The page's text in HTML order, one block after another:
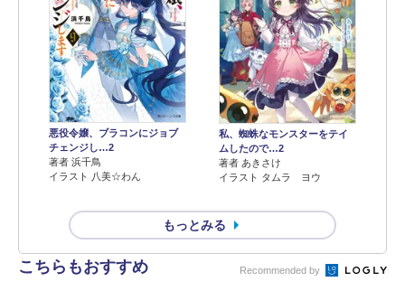
悪役令嬢、ブラコンにジョブ
チェンジし…2
著者 浜千鳥
イラスト 八美☆わん
私、蜘蛛なモンスターをテイ
ムしたので…2
著者 あきさけ
イラスト タムラ ヨウ
もっとみる
こちらもおすすめ Recommended by